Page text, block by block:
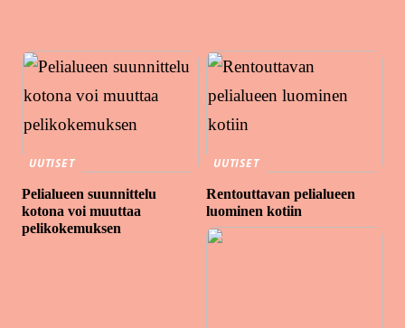
UUTISET
Pelialueen suunnittelu
kotona voi muuttaa
pelikokemuksen
UUTISET
Rentouttavan pelialueen
luominen kotiin